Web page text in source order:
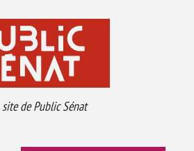
de Public Sénat